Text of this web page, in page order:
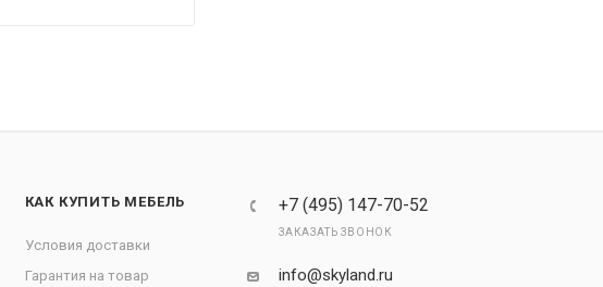
КАК КУПИТЬ МЕБЕЛЬ
Условия доставки
Гарантия на товар
+7 (495) 147-70-52
ЗАКАЗАТЬ ЗВОНОК
info@skyland.ru